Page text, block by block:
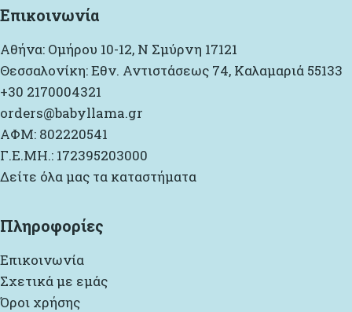
Επικοινωνία
Αθήνα: Ομήρου 10-12, Ν Σμύρνη 17121
Θεσσαλονίκη: Εθν. Αντιστάσεως 74, Καλαμαριά 55133
+30 2170004321
orders@babyllama.gr
ΑΦΜ: 802220541
Γ.Ε.ΜΗ.: 172395203000
Δείτε όλα μας τα καταστήματα
Πληροφορίες
Επικοινωνία
Σχετικά με εμάς
Όροι χρήσης